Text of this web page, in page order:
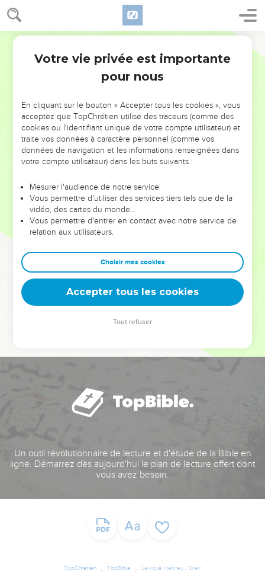
NE MANQUEZ PAS L’ÉVÉNEMENT
DE L’ANNÉE !
ET SI LEURS ERREURS POUVAIENT VOUS ÉVITER LES
VOTRES ?
leur foi ou leur vision. Mais on voit moins les doutes, les erreurs
et les saisons difficiles qu'ils ont traversés, alors même que ce
sont elles qui les ont façonnés.
Dans cette conférence, leaders, entrepreneurs, et responsables
clés pour avancer avec plus de sagesse afin que leurs erreurs
deviennent vos tremplins. Que vous guidiez un ministère, une
équipe, un groupe ou une famille, leur expérience est faite
Un outil révolutionnaire de lecture et d'étude de la Bible en
ligne. Démarrez dès aujourd'hui le plan de lecture offert dont
vous avez besoin.
TopChrétien TopBible Lexique Hébreu / Grec
Votre vie privée est importante
pour nous
En cliquant sur le bouton « Accepter tous les cookies », vous
acceptez que TopChrétien utilise des traceurs (comme des
cookies ou l'identifiant unique de votre compte utilisateur) et
traite vos données à caractère personnel (comme vos
données de navigation et les informations renseignées dans
votre compte utilisateur) dans les buts suivants :
Mesurer l'audience de notre service
Vous permettre d'utiliser des services tiers tels que de la
vidéo, des cartes du monde…
Vous permettre d'entrer en contact avec notre service de
relation aux utilisateurs.
Choisir mes cookies
Accepter tous les cookies
Tout refuser